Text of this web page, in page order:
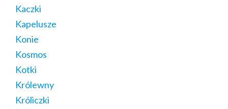
Kaczki
Kapelusze
Konie
Kosmos
Kotki
Królewny
Króliczki